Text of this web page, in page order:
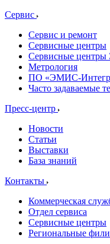
Сервис
Сервис и ремонт
Сервисные центры
Сервисные
Метрология
ПО «ЭМИС-
Часто задаваемые
Пресс-центр
Новости
Статьи
Выставки
База знаний
Контакты
Коммерческая
Отдел сервиса
Сервисные центры
Региональные